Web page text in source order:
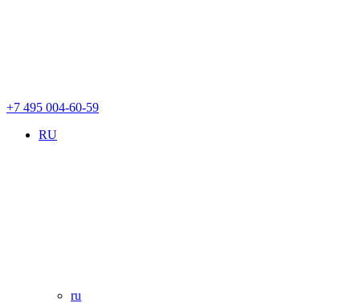
+7 495 004-60-59
RU
ru